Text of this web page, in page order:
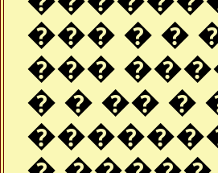
��� � �
���
� � �� �